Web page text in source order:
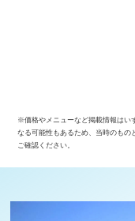
※価格やメニューなど掲載情報はい
なる可能性もあるため、当時のもの
ご確認ください。